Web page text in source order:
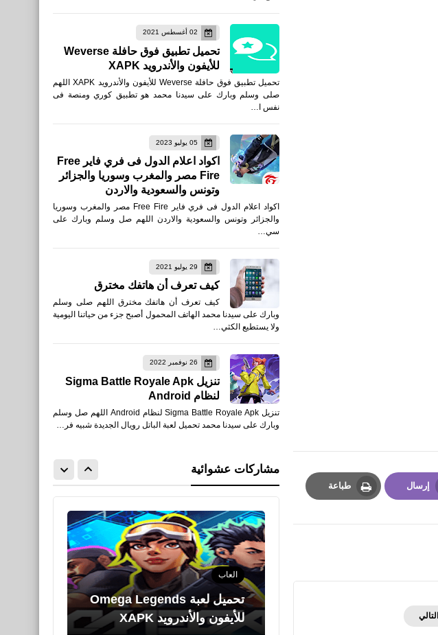
إرسال طباعة
02 أغسطس 2021
تحميل تطبيق فوق حافلة Weverse
للأيفون والأندرويد XAPK
تحميل تطبيق فوق حافلة Weverse للأيفون والأندرويد XAPK اللهم
صلى وسلم وبارك على سيدنا محمد هو تطبيق كوري ومنصة فى
نفس ا…
05 يوليو 2023
اكواد اعلام الدول فى فري فاير Free
Fire مصر والمغرب وسوريا والجزائر
وتونس والسعودية والاردن
اكواد اعلام الدول فى فري فاير Free Fire مصر والمغرب وسوريا
والجزائر وتونس والسعودية والاردن اللهم صل وسلم وبارك على
سي…
29 يوليو 2021
كيف تعرف أن هاتفك مخترق
كيف تعرف أن هاتفك مخترق اللهم صلى وسلم
وبارك على سيدنا محمد الهاتف المحمول أصبح جزء من حياتنا اليومية
ولا يستطيع الكثي…
26 نوفمبر 2022
تنزيل Sigma Battle Royale Apk
لنظام Android
تنزيل Sigma Battle Royale Apk لنظام Android اللهم صل وسلم
وبارك على سيدنا محمد تحميل لعبة الباتل رويال الجديدة شبيه فر…
مشاركات عشوائية
العاب
تحميل لعبة طريق الخطر
للأيفون والأندرويد
العاب
تحميل لعبة Nitro Nation لعبة
سباق السيارات الغاضبة للأيفون
والأندرويد
العاب
تحميل لعبة UNKILLED -
Zombie Games FPS‏ للأيفون
والأندرويد
اخبار
PUBG Mobile 2021
العاب
للأيفون والأندرويد XAPK